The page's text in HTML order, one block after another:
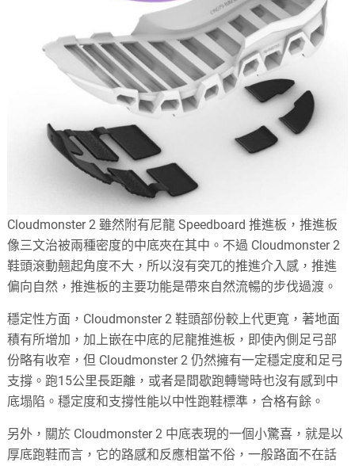
Cloudmonster 2 雖然附有尼龍 Speedboard 推進板，推進板
像三文治被兩種密度的中底夾在其中。不過 Cloudmonster 2
鞋頭滾動翹起角度不大，所以沒有突兀的推進介入感，推進
偏向自然，推進板的主要功能是帶來自然流暢的步伐過渡。
穩定性方面，Cloudmonster 2 鞋頭部份較上代更寬，著地面
積有所增加，加上嵌在中底的尼龍推進板，即使內側足弓部
份略有收窄，但 Cloudmonster 2 仍然擁有一定穩定度和足弓
支撐。跑15公里長距離，或者是間歇跑轉彎時也沒有感到中
底塌陷。穩定度和支撐性能以中性跑鞋標準，合格有餘。
另外，關於 Cloudmonster 2 中底表現的一個小驚喜，就是以
厚底跑鞋而言，它的路感和反應相當不俗，一般路面不在話